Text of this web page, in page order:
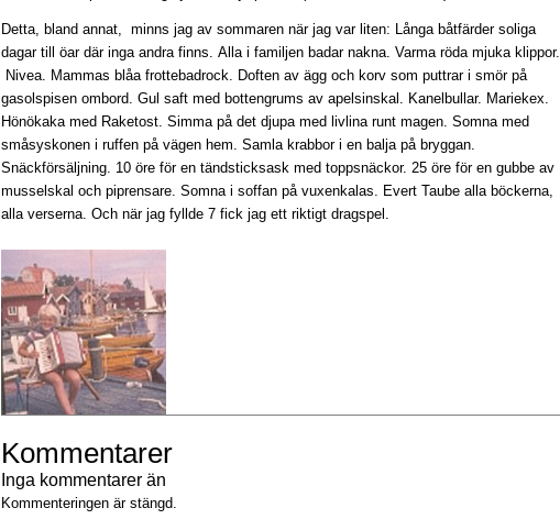
Detta, bland annat, minns jag av sommaren när jag var liten: Långa båtfärder soliga
dagar till öar där inga andra finns. Alla i familjen badar nakna. Varma röda mjuka klippor.
Nivea. Mammas blåa frottebadrock. Doften av ägg och korv som puttrar i smör på
gasolspisen ombord. Gul saft med bottengrums av apelsinskal. Kanelbullar. Mariekex.
Hönökaka med Raketost. Simma på det djupa med livlina runt magen. Somna med
småsyskonen i ruffen på vägen hem. Samla krabbor i en balja på bryggan.
Snäckförsäljning. 10 öre för en tändsticksask med toppsnäckor. 25 öre för en gubbe av
musselskal och piprensare. Somna i soffan på vuxenkalas. Evert Taube alla böckerna,
alla verserna. Och när jag fyllde 7 fick jag ett riktigt dragspel.
Kommentarer
Inga kommentarer än
Kommenteringen är stängd.